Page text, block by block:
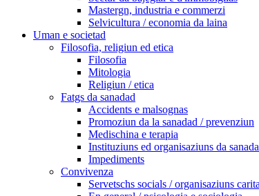
Mastergn, industria e commerzi
Selvicultura / economia da laina
Uman e societad
Filosofia, religiun ed etica
Filosofia
Mitologia
Religiun / etica
Fatgs da sanadad
Accidents e malsognas
Promoziun da la sanadad / prevenziun
Medischina e terapia
Instituziuns ed organisaziuns da
Impediments
Convivenza
Servetschs socials / organisaziuns